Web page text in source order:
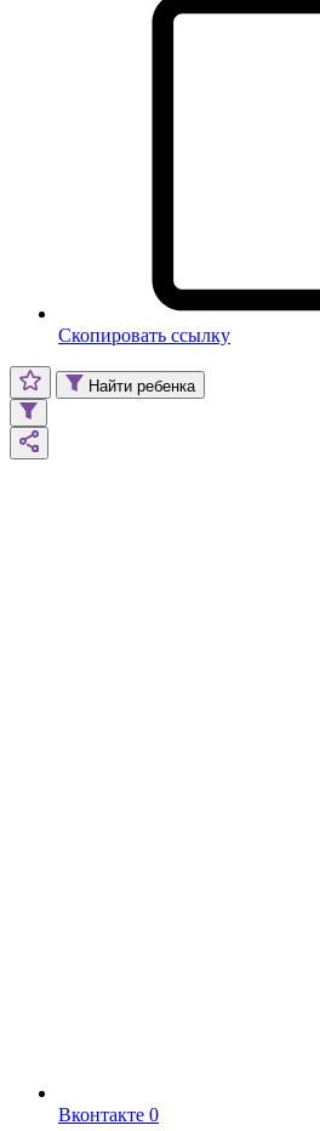
Скопировать ссылку
Найти ребенка
Вконтакте 0